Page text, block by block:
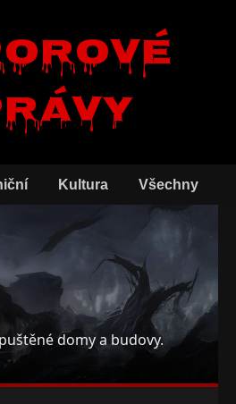
Kultura Všechny
domy a budovy.